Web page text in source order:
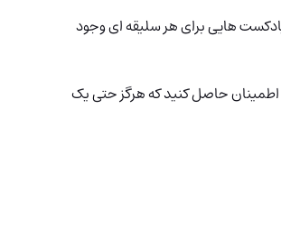
هایی برای هر سلیقه ای وجود
حاصل کنید که هرگز حتی یک